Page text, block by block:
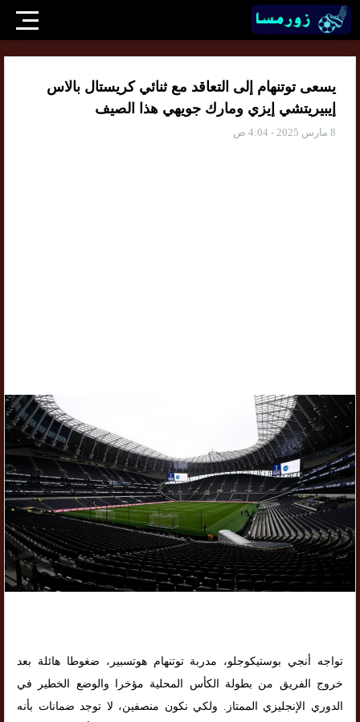
يسعى توتنهام إلى التعاقد مع ثنائي كريستال بالاس
إيبيريتشي إيزي ومارك جويهي هذا الصيف
8 مارس 2025 - 4:04 ص
تواجه أنجي بوستيكوجلو، مدربة توتنهام هوتسبير، ضغوطا هائلة بعد
خروج الفريق من بطولة الكأس المحلية مؤخرا والوضع الخطير في
الدوري الإنجليزي الممتاز. ولكي نكون منصفين، لا توجد ضمانات بأنه